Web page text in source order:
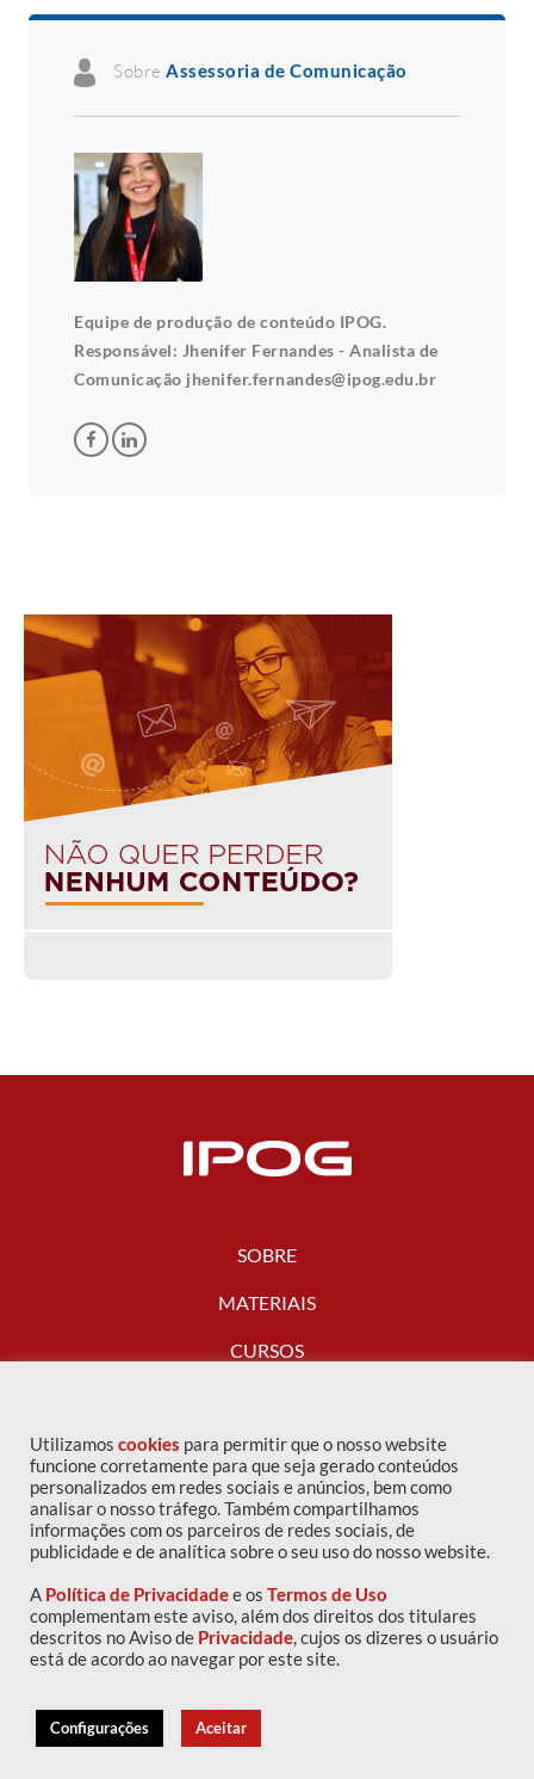
Sobre Assessoria de Comunicação
Equipe de produção de conteúdo IPOG.
Responsável: Jhenifer Fernandes - Analista de
Comunicação jhenifer.fernandes@ipog.edu.br
SOBRE
MATERIAIS
CURSOS
FALE CONOSCO
Copyright © 2016 IPOG - Todos os direitos reservados
Política de privacidade
Utilizamos cookies para permitir que o nosso website
funcione corretamente para que seja gerado conteúdos
personalizados em redes sociais e anúncios, bem como
analisar o nosso tráfego. Também compartilhamos
informações com os parceiros de redes sociais, de
publicidade e de analítica sobre o seu uso do nosso website.
A Política de Privacidadee os Termos de Uso
complementam este aviso, além dos direitos dos titulares
descritos no Aviso de Privacidade, cujos os dizeres o usuário
está de acordo ao navegar por este site.
Configurações Aceitar